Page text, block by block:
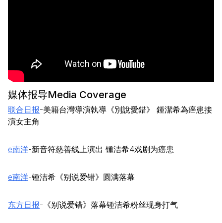
媒体报导Media Coverage
联合日报-美籍台灣導演執導《別說愛錯》 鍾潔希為癌患接
演女主角
e南洋-新音符慈善线上演出 锺洁希4戏剧为癌患
e南洋-锺洁希《别说爱错》圆满落幕
东方日报-《别说爱错》落幕锺洁希粉丝现身打气